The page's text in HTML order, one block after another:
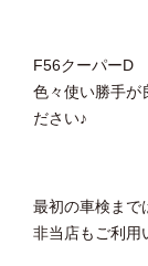
F56クーパーD
色々使い勝手が
ださい♪
最初の車検まで
非当店もご利用